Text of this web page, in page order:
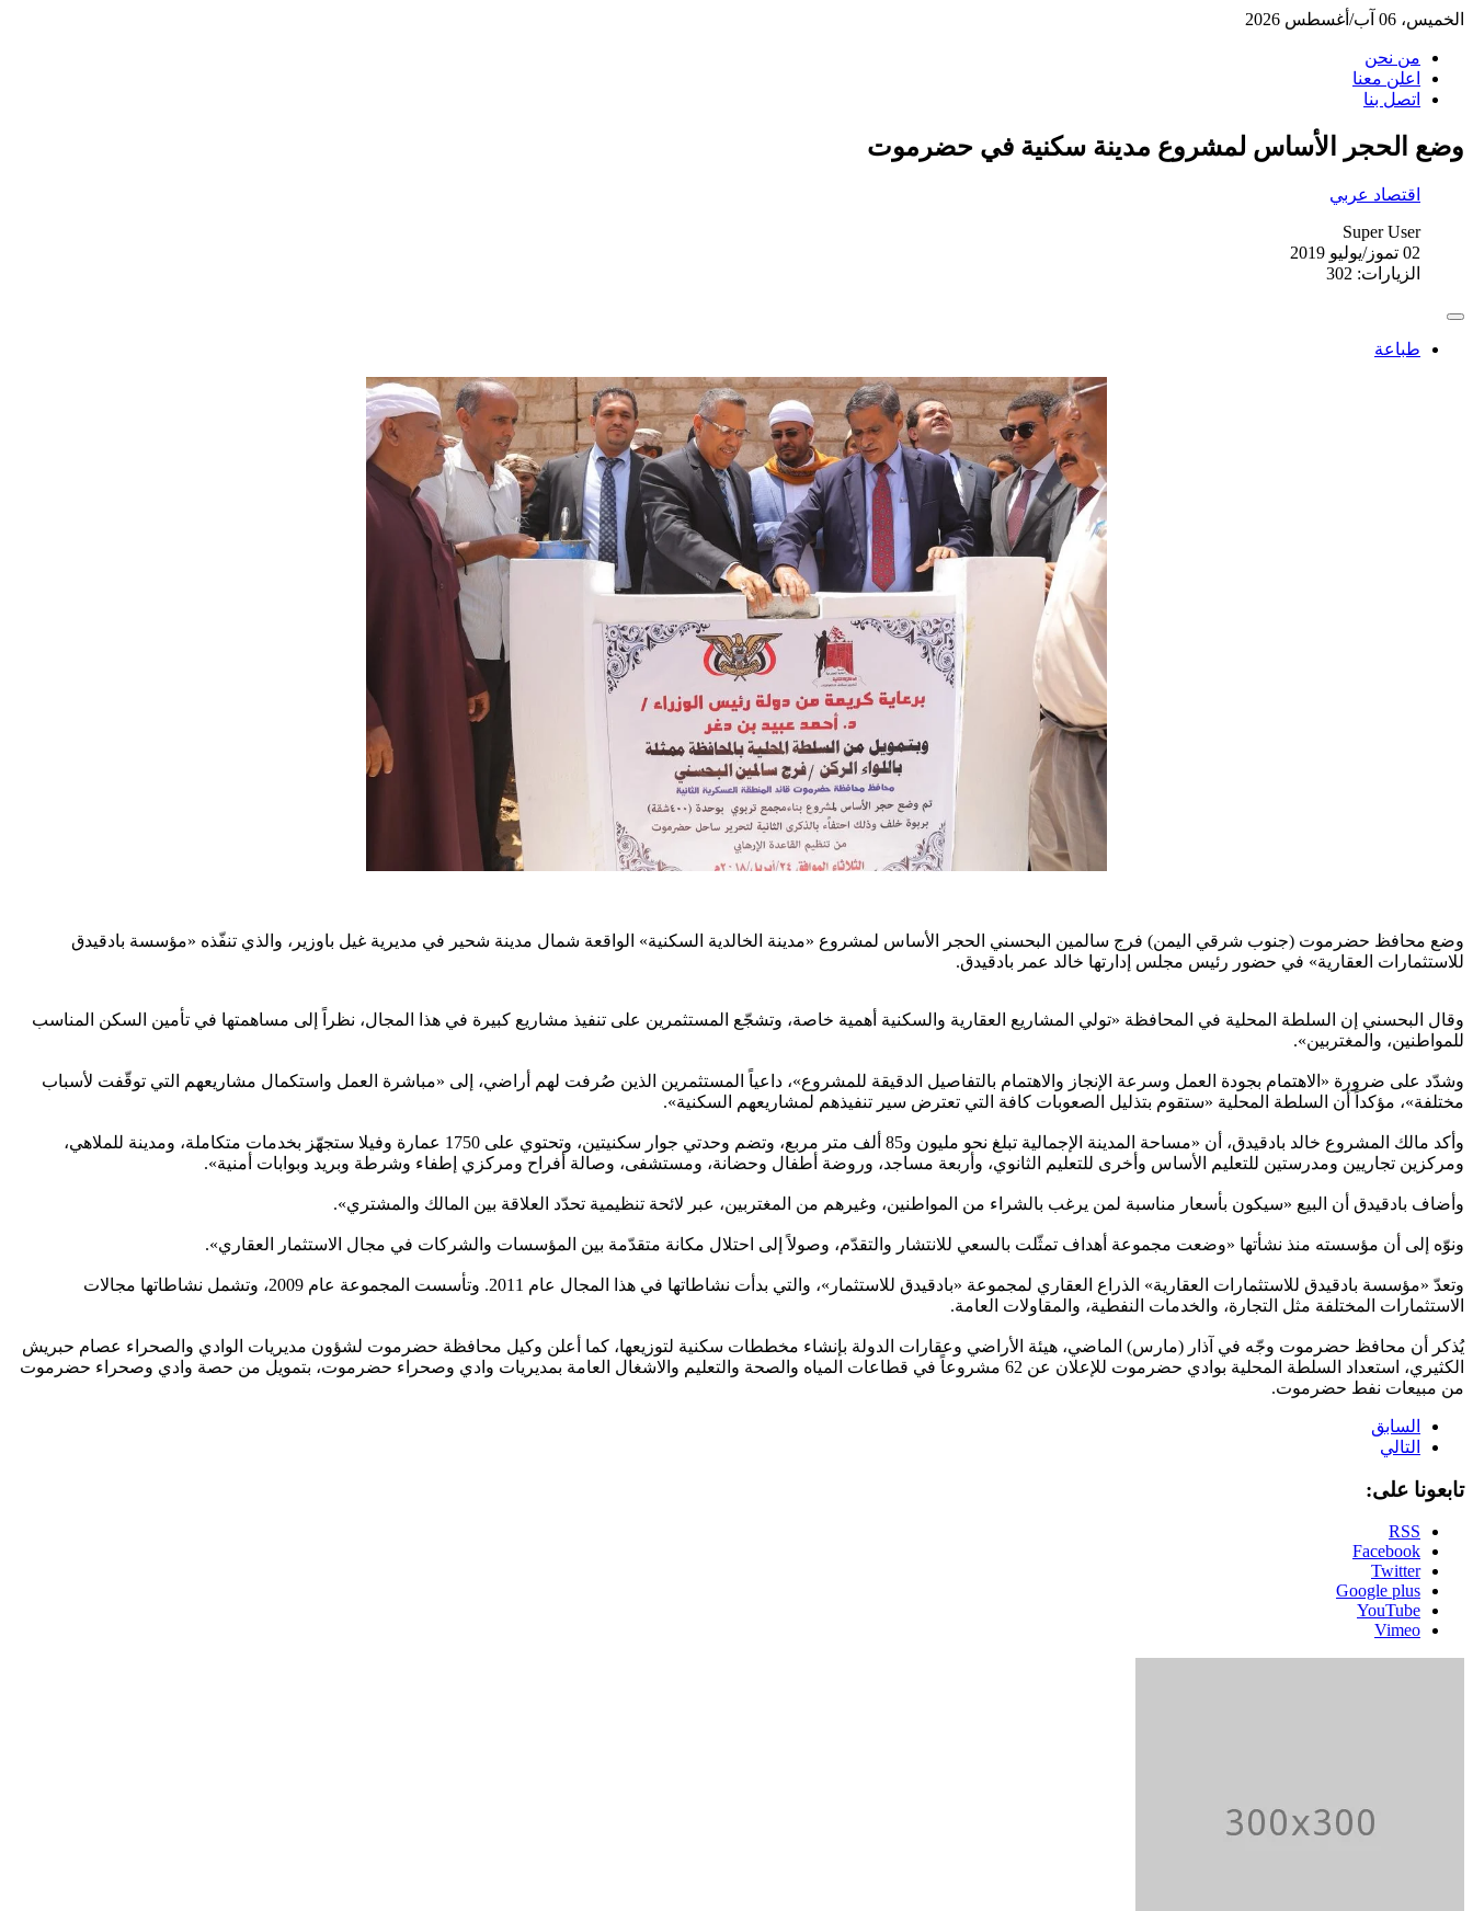
الخميس، 06 آب/أغسطس 2026
من نحن
اعلن معنا
اتصل بنا
وضع الحجر الأساس لمشروع مدينة سكنية في حضرموت
اقتصاد عربي
Super User
02 تموز/يوليو 2019
الزيارات: 302
طباعة
وضع محافظ حضرموت (جنوب شرقي اليمن) فرج سالمين البحسني الحجر الأساس لمشروع «مدينة الخالدية السكنية» الواقعة شمال مدينة شحير في مديرية غيل باوزير، والذي تنفّذه «مؤسسة بادقيدق
للاستثمارات العقارية» في حضور رئيس مجلس إدارتها خالد عمر بادقيدق.
وقال البحسني إن السلطة المحلية في المحافظة «تولي المشاريع العقارية والسكنية أهمية خاصة، وتشجّع المستثمرين على تنفيذ مشاريع كبيرة في هذا المجال، نظراً إلى مساهمتها في تأمين السكن المناسب
للمواطنين، والمغتربين».
وشدّد على ضرورة «الاهتمام بجودة العمل وسرعة الإنجاز والاهتمام بالتفاصيل الدقيقة للمشروع»، داعياً المستثمرين الذين صُرفت لهم أراضي، إلى «مباشرة العمل واستكمال مشاريعهم التي توقّفت لأسباب
مختلفة»، مؤكداً أن السلطة المحلية «ستقوم بتذليل الصعوبات كافة التي تعترض سير تنفيذهم لمشاريعهم السكنية».
وأكد مالك المشروع خالد بادقيدق، أن «مساحة المدينة الإجمالية تبلغ نحو مليون و85 ألف متر مربع، وتضم وحدتي جوار سكنيتين، وتحتوي على 1750 عمارة وفيلا ستجهّز بخدمات متكاملة، ومدينة للملاهي،
ومركزين تجاريين ومدرستين للتعليم الأساس وأخرى للتعليم الثانوي، وأربعة مساجد، وروضة أطفال وحضانة، ومستشفى، وصالة أفراح ومركزي إطفاء وشرطة وبريد وبوابات أمنية».
وأضاف بادقيدق أن البيع «سيكون بأسعار مناسبة لمن يرغب بالشراء من المواطنين، وغيرهم من المغتربين، عبر لائحة تنظيمية تحدّد العلاقة بين المالك والمشتري».
ونوّه إلى أن مؤسسته منذ نشأتها «وضعت مجموعة أهداف تمثّلت بالسعي للانتشار والتقدّم، وصولاً إلى احتلال مكانة متقدّمة بين المؤسسات والشركات في مجال الاستثمار العقاري».
وتعدّ «مؤسسة بادقيدق للاستثمارات العقارية» الذراع العقاري لمجموعة «بادقيدق للاستثمار»، والتي بدأت نشاطاتها في هذا المجال عام 2011. وتأسست المجموعة عام 2009، وتشمل نشاطاتها مجالات
الاستثمارات المختلفة مثل التجارة، والخدمات النفطية، والمقاولات العامة.
يُذكر أن محافظ حضرموت وجّه في آذار (مارس) الماضي، هيئة الأراضي وعقارات الدولة بإنشاء مخططات سكنية لتوزيعها، كما أعلن وكيل محافظة حضرموت لشؤون مديريات الوادي والصحراء عصام حبريش
الكثيري، استعداد السلطة المحلية بوادي حضرموت للإعلان عن 62 مشروعاً في قطاعات المياه والصحة والتعليم والاشغال العامة بمديريات وادي وصحراء حضرموت، بتمويل من حصة وادي وصحراء حضرموت
من مبيعات نفط حضرموت.
السابق
التالي
تابعونا على:
RSS
Facebook
Twitter
Google plus
YouTube
Vimeo